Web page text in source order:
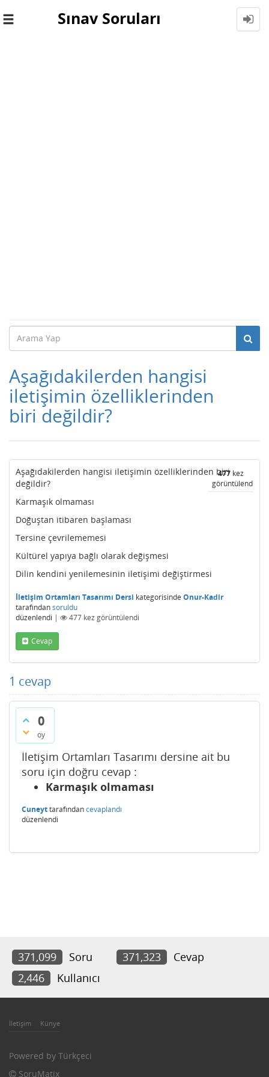
Toggle
Sınav Soruları
Aşağıdakilerden hangisi
iletişimin özelliklerinden
biri değildir?
477 kez
görüntülendi
Aşağıdakilerden hangisi iletişimin özelliklerinden biri
değildir?
Karmaşık olmaması
Doğuştan itibaren başlaması
Tersine çevrilememesi
Kültürel yapıya bağlı olarak değişmesi
Dilin kendini yenilemesinin iletişimi değiştirmesi
İletişim Ortamları Tasarımı Dersi kategorisinde Onur-Kadir
tarafındansoruldu
düzenlendi | 477 kez görüntülendi
Cevap
1 cevap
0
oy
İletişim Ortamları Tasarımı dersine ait bu
soru için doğru cevap :
Karmaşık olmaması
Cuneyttarafındancevaplandı
düzenlendi
371,099 Soru 371,323
Cevap
2,446
Kullanıcı
İletişim Künye
Powered by Türkçeci
SoruMatix